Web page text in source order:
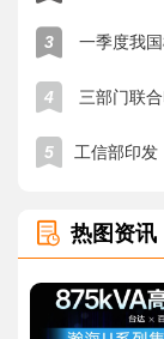
3 一季度我
4 三部门联
5 工信部印发
热图资讯